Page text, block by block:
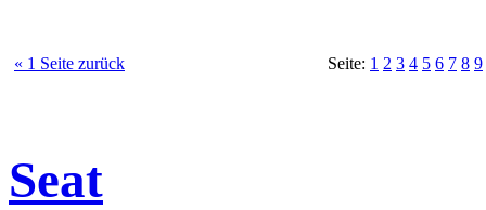
« 1 Seite zurück Seite: 1 2 3 4 5 6 7 8 9
Seat